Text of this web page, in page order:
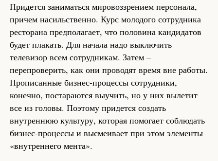
Придется заниматься мировоззрением персонала,
причем насильственно. Курс молодого сотрудника
ресторана предполагает, что половина кандидатов
будет плакать. Для начала надо выключить
телевизор всем сотрудникам. Затем –
перепроверить, как они проводят время вне работы.
Прописанные бизнес-процессы сотрудники,
конечно, постараются выучить, но у них вылетит
все из головы. Поэтому придется создать
внутреннюю культуру, которая помогает соблюдать
бизнес-процессы и высмеивает при этом элементы
«внутреннего мента».